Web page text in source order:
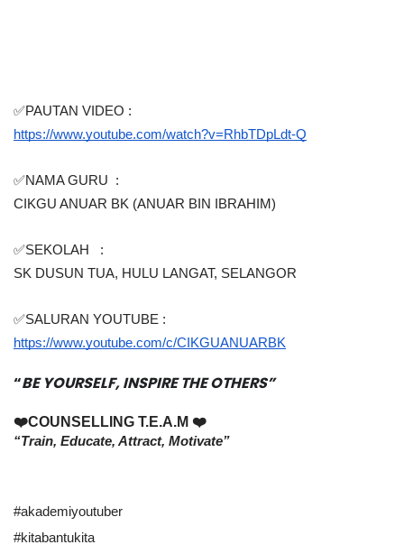
✅PAUTAN VIDEO :
https://www.youtube.com/watch?v=RhbTDpLdt-Q
✅NAMA GURU  :
CIKGU ANUAR BK (ANUAR BIN IBRAHIM)
✅SEKOLAH   :
SK DUSUN TUA, HULU LANGAT, SELANGOR
✅SALURAN YOUTUBE :
https://www.youtube.com/c/CIKGUANUARBK
“BE YOURSELF, INSPIRE THE OTHERS”
❤️COUNSELLING T.E.A.M ❤️
“Train, Educate, Attract, Motivate”
#akademiyoutuber
#kitabantukita